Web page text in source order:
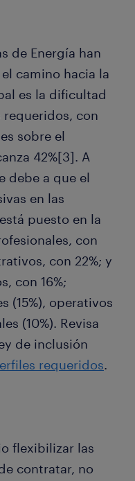
de Energía han
camino hacia la
es la dificultad
con
sobre el
42%[3]. A
debe a que el
en las
puesto en la
con
con 22%; y
con 16%;
(15%), operativos
(10%). Revisa
de inclusión
requeridos.
flexibilizar las
contratar, no